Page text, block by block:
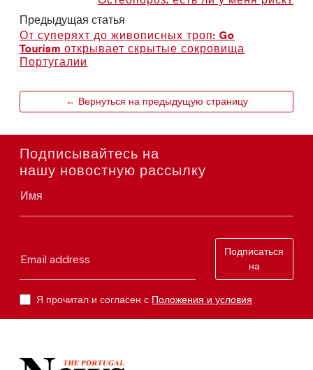
Предыдущая статья
От суперяхт до живописных троп: Go
Tourism открывает скрытые сокровища
Португалии
← Вернуться на предыдущую страницу
Подписывайтесь на
нашу новостную рассылку
Имя
Email address
Подписаться
на
Я прочитал и согласен с Положения и условия